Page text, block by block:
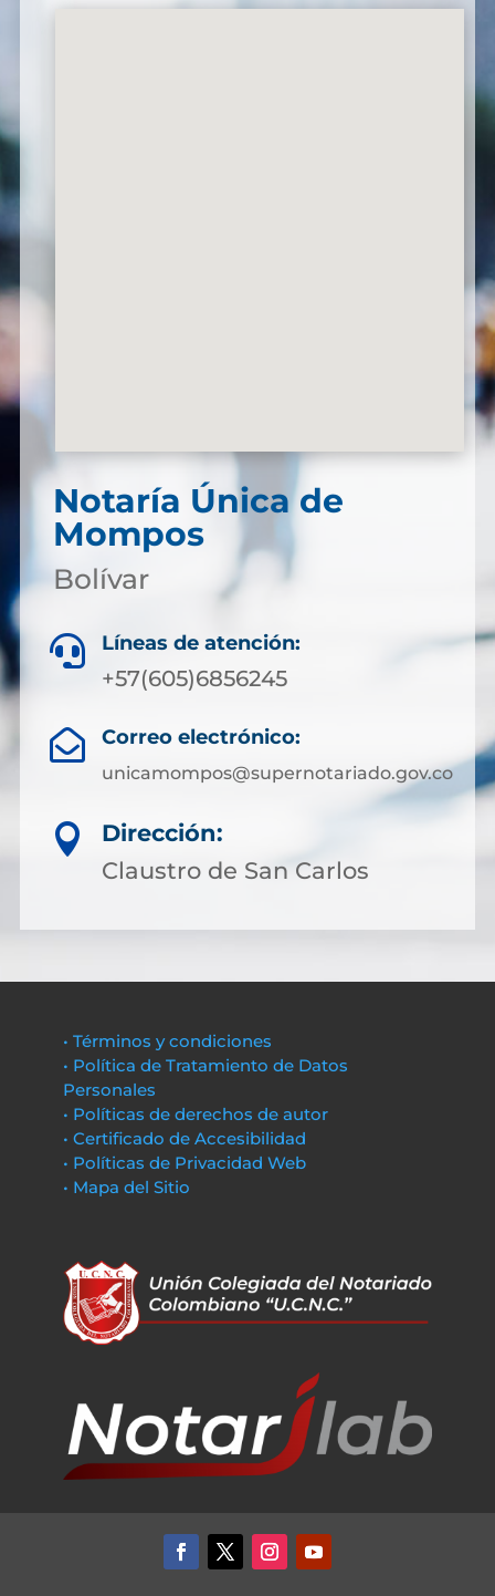
Notaría Única de
Mompos
Bolívar
 Líneas de atención:
+57(605)6856245
 Correo electrónico:
unicamompos@supernotariado.gov.co

Dirección:
Claustro de San Carlos
• Términos y condiciones
• Política de Tratamiento de Datos
Personales
• Políticas de derechos de autor
• Certificado de Accesibilidad
• Políticas de Privacidad Web
• Mapa del Sitio